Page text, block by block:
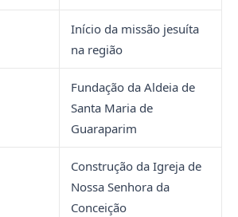
Início da missão jesuíta
na região
Fundação da Aldeia de
Santa Maria de
Guaraparim
Construção da Igreja de
Nossa Senhora da
Conceição